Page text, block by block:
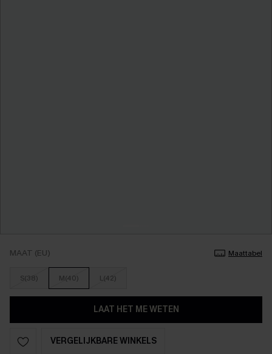
MAAT (EU) Maattabel
S(38) M(40) L(42)
LAAT HET ME WETEN
VERGELIJKBARE WINKELS